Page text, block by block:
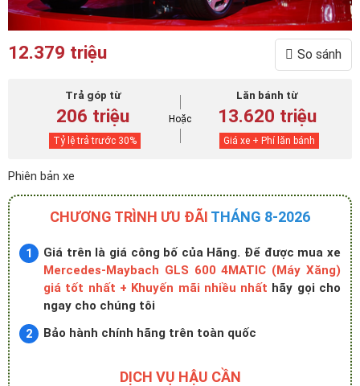
12.379 triệu So sánh
Trả góp từ
206 triệu
Tỷ lệ trả trước 30%
Hoặc
Lăn bánh từ
13.620 triệu
Giá xe + Phí lăn bánh
Phiên bản xe
CHƯƠNG TRÌNH ƯU ĐÃI THÁNG 8-2026
Giá trên là giá công bố của Hãng. Để được mua xe
Mercedes-Maybach GLS 600 4MATIC (Máy Xăng)
giá tốt nhất + Khuyến mãi nhiều nhất hãy gọi cho
ngay cho chúng tôi
Bảo hành chính hãng trên toàn quốc
DỊCH VỤ HẬU CẦN